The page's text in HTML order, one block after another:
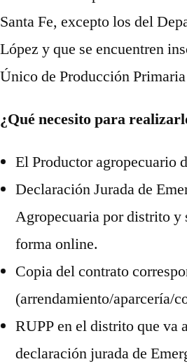
Santa Fe, excepto los del
López y que se encuentren
Único de Producción
¿Qué necesito para
El Productor agropecuario
Declaración Jurada de
Agropecuaria por distrito y
forma online.
Copia del contrato
(arrendamiento/aparcería/
RUPP en el distrito que va
declaración jurada de